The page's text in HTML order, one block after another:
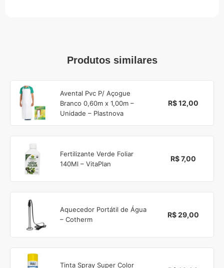
Produtos similares
Avental Pvc P/ Açogue
Branco 0,60m x 1,00m –
Unidade – Plastnova
R$ 12,00
Fertilizante Verde Foliar
140Ml – VitaPlan
R$ 7,00
Aquecedor Portátil de Água
– Cotherm
R$ 29,00
Tinta Spray Super Color